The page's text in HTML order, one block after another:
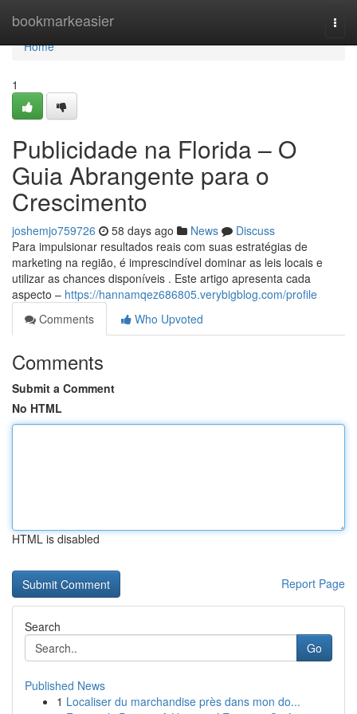
bookmarkeasier
Home
Home
1
Publicidade na Florida – O
Guia Abrangente para o
Crescimento
joshemjo759726 58 days ago News
Discuss
Para impulsionar resultados reais com suas estratégias de
marketing na região, é imprescindível dominar as leis locais e
utilizar as chances disponíveis . Este artigo apresenta cada
aspecto – https://hannamqez686805.verybigblog.com/profile
Comments
Who Upvoted
Comments
Submit a Comment
No HTML
HTML is disabled
Report Page
Search
Go
Published News
1 Localiser du marchandise près dans mon do...